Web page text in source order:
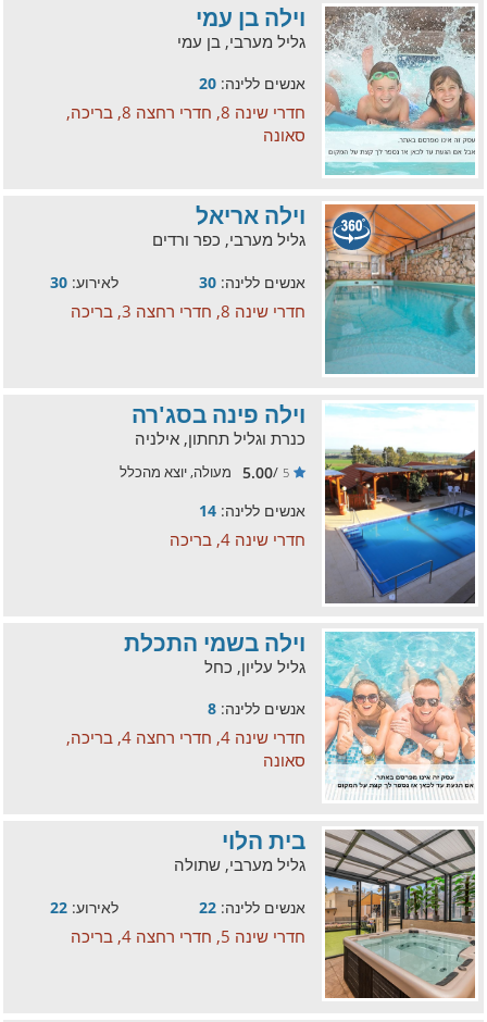
וילה בן עמי
גליל מערבי, בן עמי
אנשים ללינה: 20
חדרי שינה 8, חדרי רחצה 8, בריכה,
סאונה
וילה אריאל
גליל מערבי, כפר ורדים
אנשים ללינה: 30 לאירוע: 30
חדרי שינה 8, חדרי רחצה 3, בריכה
וילה פינה בסג'רה
כנרת וגליל תחתון, אילניה
5
/
5.00 מעולה, יוצא מהכלל
אנשים ללינה: 14
חדרי שינה 4, בריכה
וילה בשמי התכלת
גליל עליון, כחל
אנשים ללינה: 8
חדרי שינה 4, חדרי רחצה 4, בריכה,
סאונה
בית הלוי
גליל מערבי, שתולה
אנשים ללינה: 22 לאירוע: 22
חדרי שינה 5, חדרי רחצה 4, בריכה